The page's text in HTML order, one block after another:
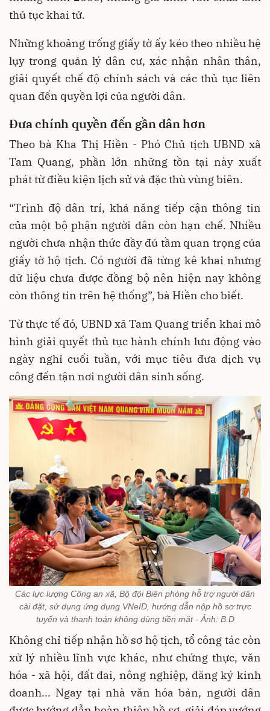
thủ tục khai tử.
Những khoảng trống giấy tờ ấy kéo theo nhiều hệ
lụy trong quản lý dân cư, xác nhận nhân thân,
giải quyết chế độ chính sách và các thủ tục liên
quan đến quyền lợi của người dân.
Đưa chính quyền đến gần dân hơn
Theo bà Kha Thị Hiền - Phó Chủ tịch UBND xã
Tam Quang, phần lớn những tồn tại này xuất
phát từ điều kiện lịch sử và đặc thù vùng biên.
“Trình độ dân trí, khả năng tiếp cận thông tin
của một bộ phận người dân còn hạn chế. Nhiều
người chưa nhận thức đầy đủ tầm quan trọng của
giấy tờ hộ tịch. Có người đã từng kê khai nhưng
dữ liệu chưa được đồng bộ nên hiện nay không
còn thông tin trên hệ thống”, bà Hiền cho biết.
Từ thực tế đó, UBND xã Tam Quang triển khai mô
hình giải quyết thủ tục hành chính lưu động vào
ngày nghỉ cuối tuần, với mục tiêu đưa dịch vụ
công đến tận nơi người dân sinh sống.
Các lực lượng Công an xã, Bộ đội Biên phòng hỗ trợ người dân
cài đặt, sử dụng ứng dụng VNeID, hướng dẫn nộp hồ sơ trực
tuyến và thanh toán không dùng tiền mặt - Ảnh: B.D
Không chỉ tiếp nhận hồ sơ hộ tịch, tổ công tác còn
xử lý nhiều lĩnh vực khác, như chứng thực, văn
hóa - xã hội, đất đai, nông nghiệp, đăng ký kinh
doanh... Ngay tại nhà văn hóa bản, người dân